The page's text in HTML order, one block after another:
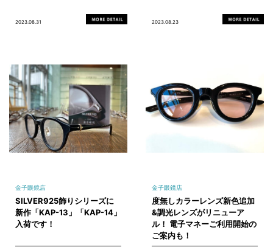
2023.08.31 2023.08.23
金子眼鏡店
SILVER925飾りシリーズに
新作「KAP-13」「KAP-14」
入荷です！
金子眼鏡店
度無しカラーレンズ新色追加
&調光レンズがリニューア
ル！ 電子マネーご利用開始の
ご案内も！